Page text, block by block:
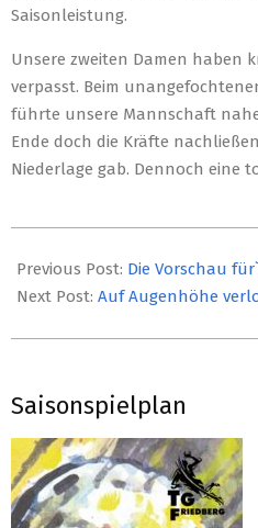
Saisonleistung.
Unsere zweiten Damen haben
verpasst. Beim
führte unsere Mannschaft
Ende doch die Kräfte
Niederlage gab. Dennoch eine
03-
18
Previous Post: Die Vorschau
Next Post: Auf Augenhöhe
Saisonspielplan